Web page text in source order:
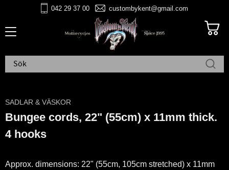
042 29 37 00 custombykent@gmail.com
SADLAR & VÄSKOR
Bungee cords, 22" (55cm) x 11mm thick.
4 hooks
Approx. dimensions: 22" (55cm, 105cm stretched) x 11mm